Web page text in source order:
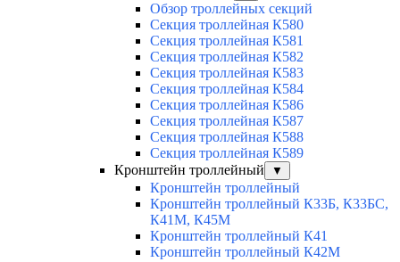
Обзор троллейных секций
Секция троллейная К580
Секция троллейная К581
Секция троллейная К582
Секция троллейная К583
Секция троллейная К584
Секция троллейная К586
Секция троллейная К587
Секция троллейная К588
Секция троллейная К589
Кронштейн троллейный
▼
Кронштейн троллейный
Кронштейн троллейный К33Б, К33БС,
К41М, К45М
Кронштейн троллейный К41
Кронштейн троллейный К42М